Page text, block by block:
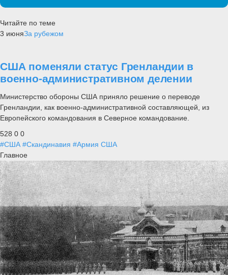
Читайте по теме
3 июняЗа рубежом
США поменяли статус Гренландии в
военно-административном делении
Министерство обороны США приняло решение о переводе
Гренландии, как военно-административной составляющей, из
Европейского командования в Северное командование.
528 0 0
#США #Скандинавия #Армия США
Главное